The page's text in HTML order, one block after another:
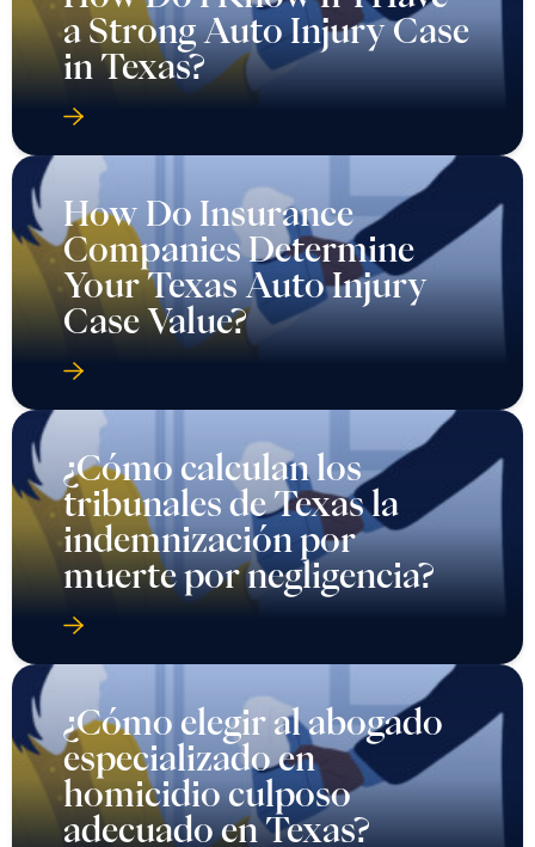
a Strong Auto Injury Case
in Texas?
How Do Insurance
Companies Determine
Your Texas Auto Injury
Case Value?
¿Cómo calculan los
tribunales de Texas la
indemnización por
muerte por negligencia?
¿Cómo elegir al abogado
especializado en
homicidio culposo
adecuado en Texas?